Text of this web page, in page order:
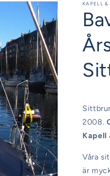
KAPELL
2008.
Kapell
Våra
är